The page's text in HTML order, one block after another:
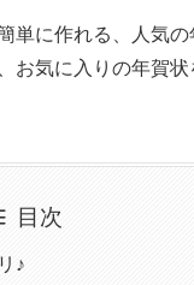
に作れる、人気の
お気に入りの年賀状
目次
♪